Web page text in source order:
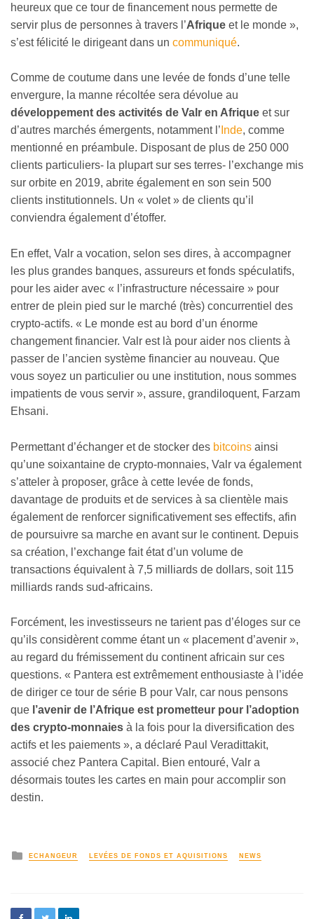
heureux que ce tour de financement nous permette de
servir plus de personnes à travers l’Afrique et le monde »,
s’est félicité le dirigeant dans un communiqué.
Comme de coutume dans une levée de fonds d’une telle
envergure, la manne récoltée sera dévolue au
développement des activités de Valr en Afrique et sur
d’autres marchés émergents, notamment l’ Inde, comme
mentionné en préambule. Disposant de plus de 250 000
clients particuliers- la plupart sur ses terres- l’exchange mis
sur orbite en 2019, abrite également en son sein 500
clients institutionnels. Un « volet » de clients qu’il
conviendra également d’étoffer.
En effet, Valr a vocation, selon ses dires, à accompagner
les plus grandes banques, assureurs et fonds spéculatifs,
pour les aider avec « l’infrastructure nécessaire » pour
entrer de plein pied sur le marché (très) concurrentiel des
crypto-actifs. « Le monde est au bord d’un énorme
changement financier. Valr est là pour aider nos clients à
passer de l’ancien système financier au nouveau. Que
vous soyez un particulier ou une institution, nous sommes
impatients de vous servir », assure, grandiloquent, Farzam
Ehsani.
Permettant d’échanger et de stocker des bitcoins ainsi
qu’une soixantaine de crypto-monnaies, Valr va également
s’atteler à proposer, grâce à cette levée de fonds,
davantage de produits et de services à sa clientèle mais
également de renforcer significativement ses effectifs, afin
de poursuivre sa marche en avant sur le continent. Depuis
sa création, l’exchange fait état d’un volume de
transactions équivalent à 7,5 milliards de dollars, soit 115
milliards rands sud-africains.
Forcément, les investisseurs ne tarient pas d’éloges sur ce
qu’ils considèrent comme étant un « placement d’avenir »,
au regard du frémissement du continent africain sur ces
questions. « Pantera est extrêmement enthousiaste à l’idée
de diriger ce tour de série B pour Valr, car nous pensons
que l’avenir de l’Afrique est prometteur pour l’adoption
des crypto-monnaies à la fois pour la diversification des
actifs et les paiements », a déclaré Paul Veradittakit,
associé chez Pantera Capital. Bien entouré, Valr a
désormais toutes les cartes en main pour accomplir son
destin.
ECHANGEUR LEVÉES DE FONDS ET AQUISITIONS NEWS